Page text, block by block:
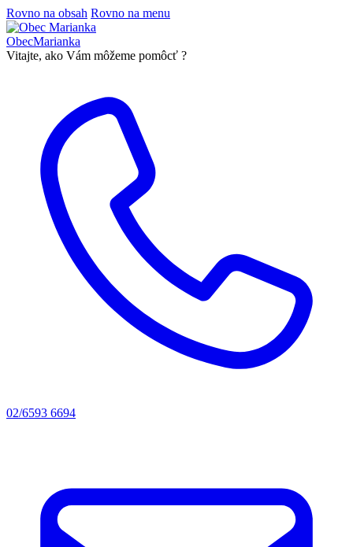
Rovno na obsah Rovno na menu
ObecMarianka
Vitajte, ako Vám môžeme pomôcť ?
02/6593 6694